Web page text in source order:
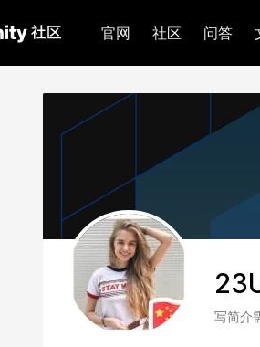
官网 社区 问答
写简介